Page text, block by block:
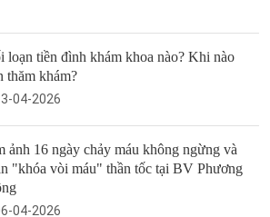
loạn tiền đình khám khoa nào? Khi nào
thăm khám?
04-2026
ảnh 16 ngày chảy máu không ngừng và
"khóa vòi máu" thần tốc tại BV Phương
04-2026